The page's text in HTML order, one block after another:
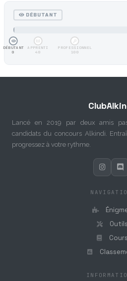
DÉBUTANT
DÉBUTANT
0
APPRENTI
40
PROFESSIONNEL
100
Lancé en 2019 par deux amis
candidats du concours Alkindi.
progressez à votre rythme.
Outils
Cours